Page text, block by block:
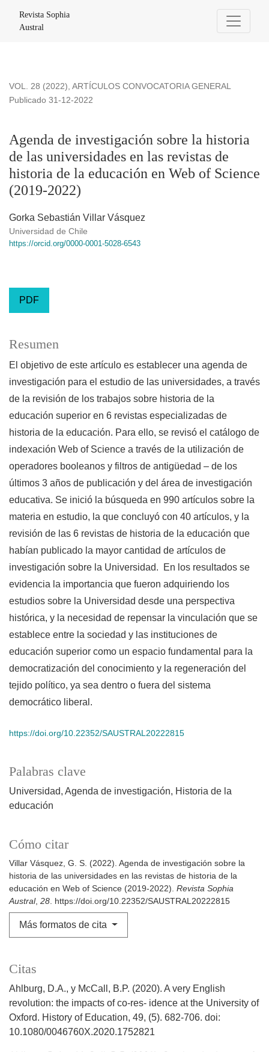
Revista Sophia
Austral
VOL. 28 (2022), ARTÍCULOS CONVOCATORIA GENERAL
Agenda de investigación sobre la historia
de las universidades en las revistas de
historia de la educación en Web of Science
(2019-2022)
Publicado 31-12-2022
Gorka Sebastián Villar Vásquez
Universidad de Chile
https://orcid.org/0000-0001-5028-6543
PDF
Palabras clave
Universidad Agenda de investigación
Historia de la
educación
Cómo citar
Villar Vásquez, G. S. (2022). Agenda de investigación sobre la
historia de las universidades en las revistas de historia de la
educación en Web of Science (2019-2022). Revista Sophia
Austral, 28. https://doi.org/10.22352/SAUSTRAL20222815
Más formatos de cita
Resumen
El objetivo de este artículo es establecer una agenda de
investigación para el estudio de las universidades, a través
de la revisión de los trabajos sobre historia de la
educación superior en 6 revistas especializadas de
historia de la educación. Para ello, se revisó el catálogo de
indexación Web of Science a través de la utilización de
operadores booleanos y filtros de antigüedad – de los
últimos 3 años de publicación y del área de investigación
educativa. Se inició la búsqueda en 990 artículos sobre la
materia en estudio, la que concluyó con 40 artículos, y la
revisión de las 6 revistas de historia de la educación que
habían publicado la mayor cantidad de artículos de
investigación sobre la Universidad. En los resultados se
evidencia la importancia que fueron adquiriendo los
estudios sobre la Universidad desde una perspectiva
histórica, y la necesidad de repensar la vinculación que se
establece entre la sociedad y las instituciones de
educación superior como un espacio fundamental para la
democratización del conocimiento y la regeneración del
tejido político, ya sea dentro o fuera del sistema
democrático liberal.
https://doi.org/10.22352/SAUSTRAL20222815
Citas
Ahlburg, D.A., y McCall, B.P. (2020). A very English
revolution: the impacts of co-res- idence at the University of
Oxford. History of Education, 49, (5). 682-706. doi:
10.1080/0046760X.2020.1752821